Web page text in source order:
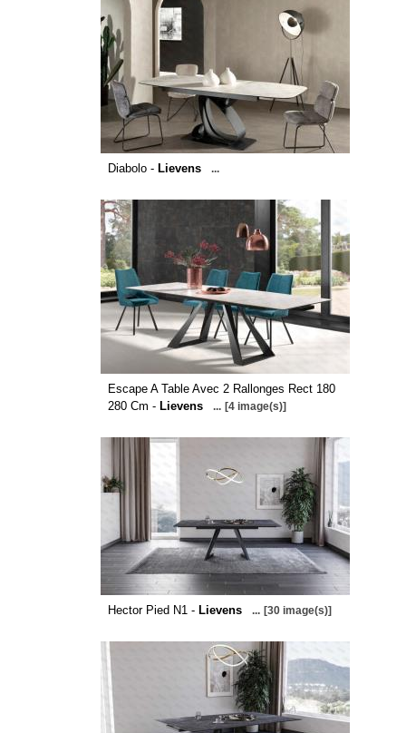
Diabolo - Lievens ...
Escape A Table Avec 2 Rallonges Rect 180
280 Cm - Lievens ... [4 image(s)]
Hector Pied N1 - Lievens ... [30 image(s)]